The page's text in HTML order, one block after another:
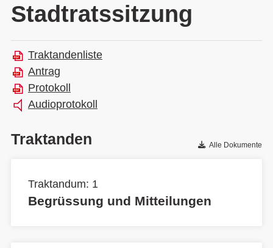
Stadtratssitzung
Traktandenliste
Antrag
Protokoll
Audioprotokoll
Traktanden Alle Dokumente
Traktandum: 1
Begrüssung und Mitteilungen